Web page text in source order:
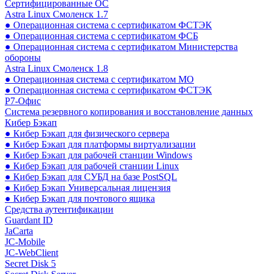
Сертифицированные ОС
Astra Linux Смоленск 1.7
● Операционная система с сертификатом ФСТЭК
● Операционная система с сертификатом ФСБ
● Операционная система с сертификатом Министерства
обороны
Astra Linux Смоленск 1.8
● Операционная система с сертификатом МО
● Операционная система с сертификатом ФСТЭК
Р7-Офис
Система резервного копирования и восстановление данных
Кибер Бэкап
● Кибер Бэкап для физического сервера
● Кибер Бэкап для платформы виртуализации
● Кибер Бэкап для рабочей станции Windows
● Кибер Бэкап для рабочей станции Linux
● Кибер Бэкап для СУБД на базе PostSQL
● Кибер Бэкап Универсальная лицензия
● Кибер Бэкап для почтового ящика
Средства аутентификации
Guardant ID
JaCarta
JC-Mobile
JC-WebClient
Secret Disk 5